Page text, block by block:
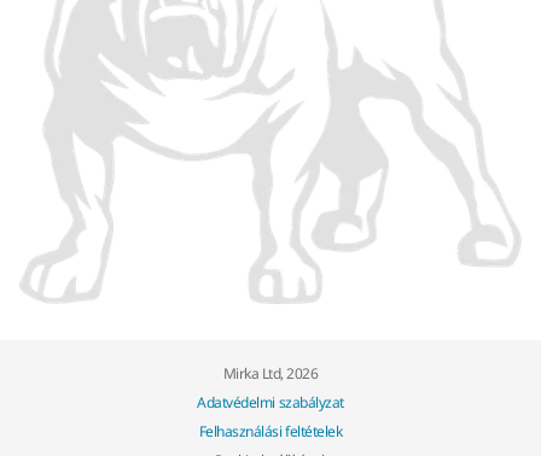
Mirka Ltd, 2026
Adatvédelmi szabályzat
Felhasználási feltételek